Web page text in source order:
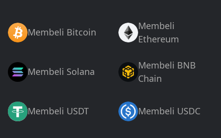
Membeli Bitcoin
Membeli
Ethereum
Membeli Solana
Membeli BNB
Chain
Membeli USDT Membeli USDC